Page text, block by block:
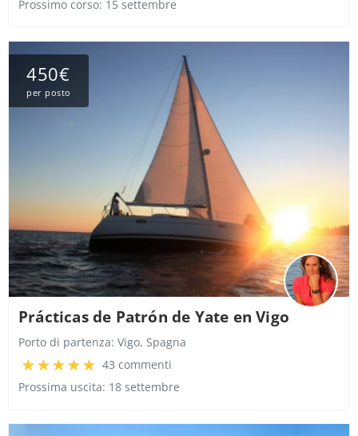
Prossimo corso: 15 settembre
450€
per posto
Prácticas de Patrón de Yate en Vigo
Porto di partenza: Vigo, Spagna
43 commenti
Prossima uscita: 18 settembre